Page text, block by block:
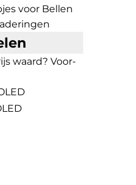
voor Bellen
waard? Voor-